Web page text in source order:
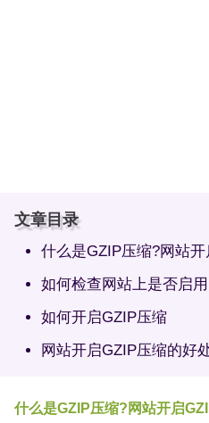
文章目录
什么是GZIP压缩?网站
如何检查网站上是否启
如何开启GZIP压缩
网站开启GZIP压缩的好
什么是GZIP压缩?网站开启